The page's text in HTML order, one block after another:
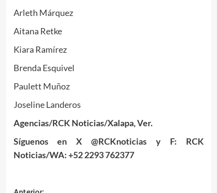
Arleth Márquez
Aitana Retke
Kiara Ramírez
Brenda Esquivel
Paulett Muñoz
Joseline Landeros
Agencias/RCK Noticias/Xalapa, Ver.
Síguenos en X @RCKnoticias y F: RCK
Noticias/WA: +52 2293 762377